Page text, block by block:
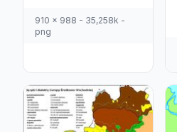
910 x 988 - 35,258k -
png